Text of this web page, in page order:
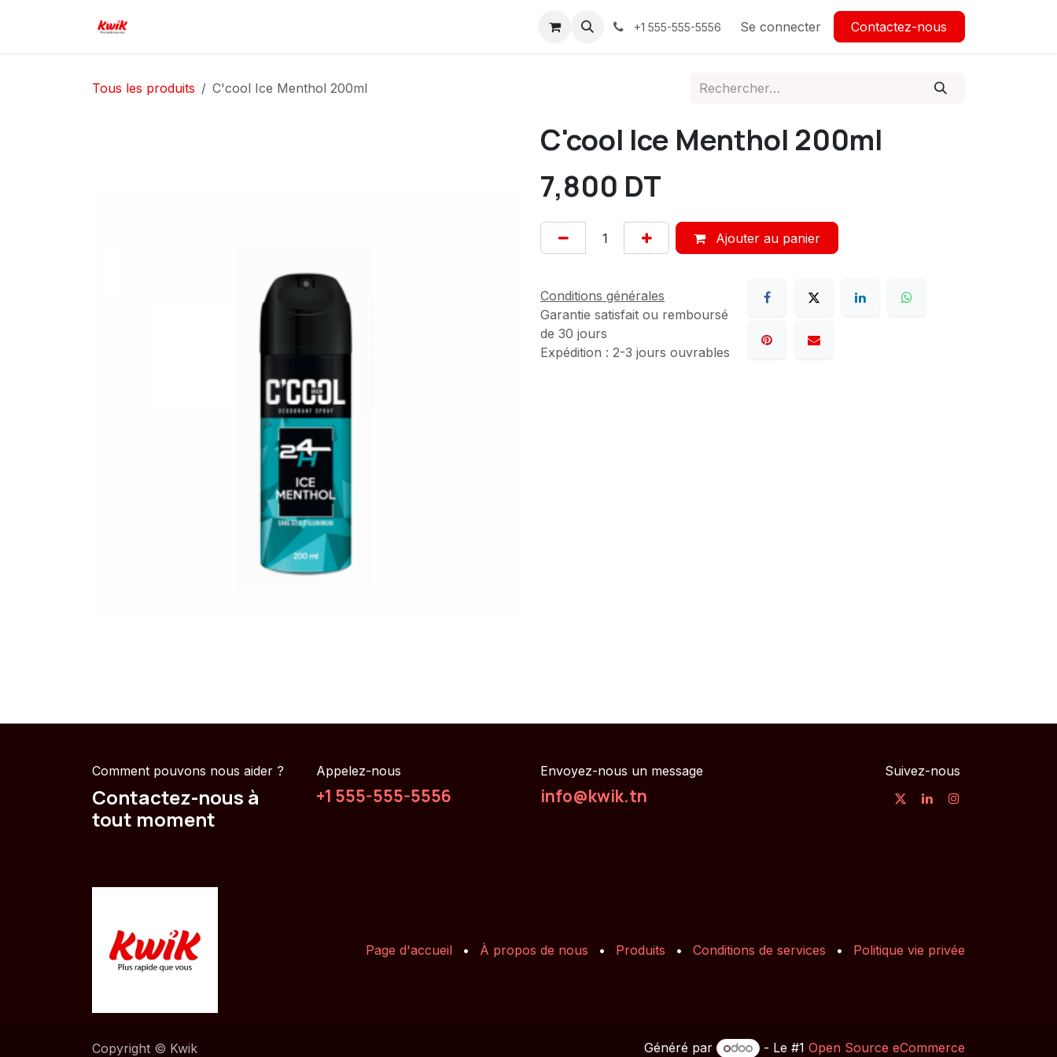
Contactez-nous Confidentialité+1 555-555-5556 Se connecter Contactez-nous
Tous les produits C'cool Ice Menthol 200ml
C'cool Ice Menthol 200ml
7,800 DT
Ajouter au panier
Conditions générales
Garantie satisfait ou remboursé
de 30 jours
Expédition : 2-3 jours ouvrables
Comment pouvons nous aider ?
Contactez-nous à
tout moment
Appelez-nous
+1 555-555-5556
Envoyez-nous un message
info@kwik.tn
Suivez-nous
Page d'accueil • À propos de nous • Produits • Conditions de services • Politique vie privée
Copyright © Kwik Généré par - Le #1 Open Source eCommerce